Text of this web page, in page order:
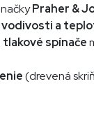
Praher &
a
tlakové spínače
(drevená